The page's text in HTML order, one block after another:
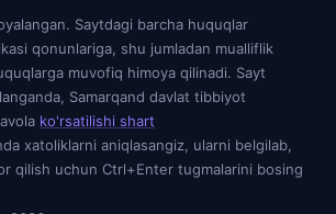
Saytdagi barcha huquqlar
qonunlariga, shu jumladan mualliflik
muvofiq himoya qilinadi. Sayt
Samarqand davlat tibbiyot
ko'rsatilishi shart
xatoliklarni aniqlasangiz, ularni belgilab,
qilish uchun Ctrl+Enter tugmalarini bosing